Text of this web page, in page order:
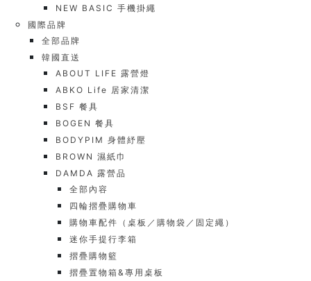
NEW BASIC 手機掛繩
國際品牌
全部品牌
韓國直送
ABOUT LIFE 露營燈
ABKO Life 居家清潔
BSF 餐具
BOGEN 餐具
BODYPIM 身體紓壓
BROWN 濕紙巾
DAMDA 露營品
全部內容
四輪摺疊購物車
購物車配件（桌板／購物袋／固定繩）
迷你手提行李箱
摺疊購物籃
摺疊置物箱&專用桌板